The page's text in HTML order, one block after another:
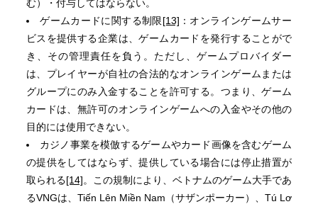
む）・付与してはならない。
ゲームカードに関する制限[13] ：オンラインゲームサー
ビスを提供する企業は、ゲームカードを発行することがで
き、その管理責任を負う。ただし、ゲームプロバイダー
は、プレイヤーが自社の合法的なオンラインゲームまたは
グループにのみ入金することを許可する。つまり、ゲーム
カードは、無許可のオンラインゲームへの入金やその他の
目的には使用できない。
カジノ事業を模倣するゲームやカード画像を含むゲーム
の提供をしてはならず、提供している場合には停止措置が
取られる[14]。この規制により、ベトナムのゲーム大手であ
るVNGは、Tiến Lên Miền Nam（サザンポーカー）、Tú Lơ